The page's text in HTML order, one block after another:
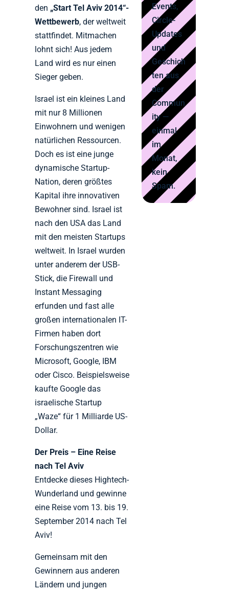
den „Start Tel Aviv 2014“-
Wettbewerb, der weltweit
stattfindet. Mitmachen
lohnt sich! Aus jedem
Land wird es nur einen
Sieger geben.
Israel ist ein kleines Land
mit nur 8 Millionen
Einwohnern und wenigen
natürlichen Ressourcen.
Doch es ist eine junge
dynamische Startup-
Nation, deren größtes
Kapital ihre innovativen
Bewohner sind. Israel ist
nach den USA das Land
mit den meisten Startups
weltweit. In Israel wurden
unter anderem der USB-
Stick, die Firewall und
Instant Messaging
erfunden und fast alle
großen internationalen IT-
Firmen haben dort
Forschungszentren wie
Microsoft, Google, IBM
oder Cisco. Beispielsweise
kaufte Google das
israelische Startup
„Waze“ für 1 Milliarde US-
Dollar.
Der Preis – Eine Reise
nach Tel Aviv
Entdecke dieses Hightech-
Wunderland und gewinne
eine Reise vom 13. bis 19.
September 2014 nach Tel
Aviv!
Gemeinsam mit den
Gewinnern aus anderen
Ländern und jungen
Events,
Circle-
Updates
und
Geschich
ten aus
der
Commun
ity —
einmal
im
Monat,
kein
Spam.